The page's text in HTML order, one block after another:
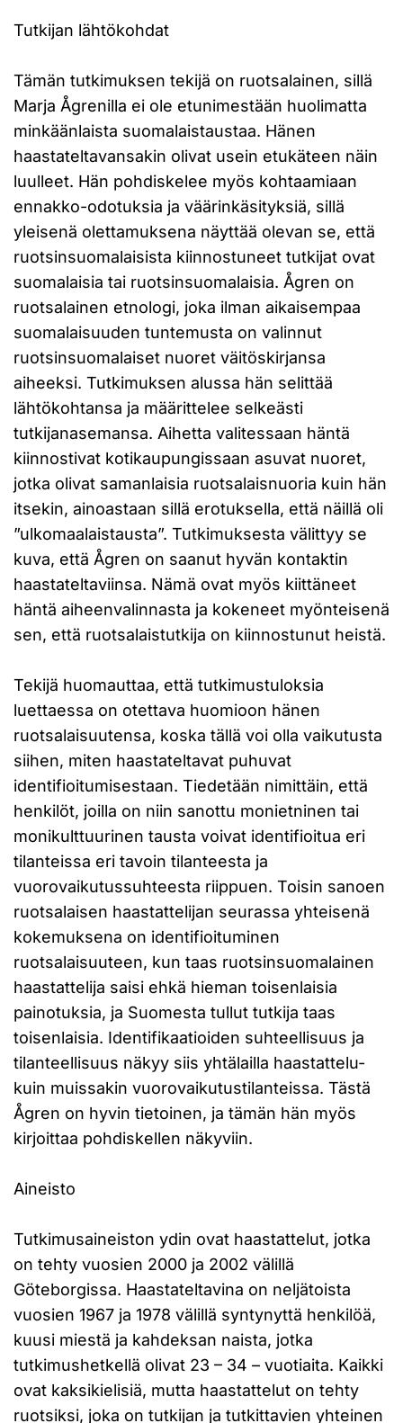
Tutkijan lähtökohdat
Tämän tutkimuksen tekijä on ruotsalainen, sillä
Marja Ågrenilla ei ole etunimestään huolimatta
minkäänlaista suomalaistaustaa. Hänen
haastateltavansakin olivat usein etukäteen näin
luulleet. Hän pohdiskelee myös kohtaamiaan
ennakko-odotuksia ja väärinkäsityksiä, sillä
yleisenä olettamuksena näyttää olevan se, että
ruotsinsuomalaisista kiinnostuneet tutkijat ovat
suomalaisia tai ruotsinsuomalaisia. Ågren on
ruotsalainen etnologi, joka ilman aikaisempaa
suomalaisuuden tuntemusta on valinnut
ruotsinsuomalaiset nuoret väitöskirjansa
aiheeksi. Tutkimuksen alussa hän selittää
lähtökohtansa ja määrittelee selkeästi
tutkijanasemansa. Aihetta valitessaan häntä
kiinnostivat kotikaupungissaan asuvat nuoret,
jotka olivat samanlaisia ruotsalaisnuoria kuin hän
itsekin, ainoastaan sillä erotuksella, että näillä oli
”ulkomaalaistausta”. Tutkimuksesta välittyy se
kuva, että Ågren on saanut hyvän kontaktin
haastateltaviinsa. Nämä ovat myös kiittäneet
häntä aiheenvalinnasta ja kokeneet myönteisenä
sen, että ruotsalaistutkija on kiinnostunut heistä.
Tekijä huomauttaa, että tutkimustuloksia
luettaessa on otettava huomioon hänen
ruotsalaisuutensa, koska tällä voi olla vaikutusta
siihen, miten haastateltavat puhuvat
identifioitumisestaan. Tiedetään nimittäin, että
henkilöt, joilla on niin sanottu monietninen tai
monikulttuurinen tausta voivat identifioitua eri
tilanteissa eri tavoin tilanteesta ja
vuorovaikutussuhteesta riippuen. Toisin sanoen
ruotsalaisen haastattelijan seurassa yhteisenä
kokemuksena on identifioituminen
ruotsalaisuuteen, kun taas ruotsinsuomalainen
haastattelija saisi ehkä hieman toisenlaisia
painotuksia, ja Suomesta tullut tutkija taas
toisenlaisia. Identifikaatioiden suhteellisuus ja
tilanteellisuus näkyy siis yhtälailla haastattelu-
kuin muissakin vuorovaikutustilanteissa. Tästä
Ågren on hyvin tietoinen, ja tämän hän myös
kirjoittaa pohdiskellen näkyviin.
Aineisto
Tutkimusaineiston ydin ovat haastattelut, jotka
on tehty vuosien 2000 ja 2002 välillä
Göteborgissa. Haastateltavina on neljätoista
vuosien 1967 ja 1978 välillä syntynyttä henkilöä,
kuusi miestä ja kahdeksan naista, jotka
tutkimushetkellä olivat 23 – 34 – vuotiaita. Kaikki
ovat kaksikielisiä, mutta haastattelut on tehty
ruotsiksi, joka on tutkijan ja tutkittavien yhteinen